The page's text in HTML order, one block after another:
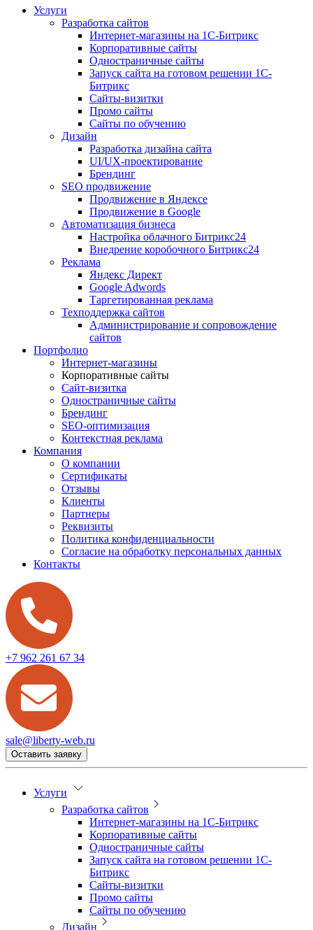
Услуги
Разработка сайтов
Интернет-магазины на 1С-Битрикс
Корпоративные сайты
Одностраничные сайты
Запуск сайта на готовом решении 1С-
Битрикс
Сайты-визитки
Промо сайты
Сайты по обучению
Дизайн
Разработка дизайна сайта
UI/UX-проектирование
Брендинг
SEO продвижение
Продвижение в Яндексе
Продвижение в Google
Автоматизация бизнеса
Настройка облачного Битрикс24
Внедрение коробочного Битрикс24
Реклама
Яндекс Директ
Google Adwords
Таргетированная реклама
Техподдержка сайтов
Администрирование и сопровождение
сайтов
Портфолио
Интернет-магазины
Корпоративные сайты
Сайт-визитка
Одностраничные сайты
Брендинг
SEO-оптимизация
Контекстная реклама
Компания
О компании
Сертификаты
Отзывы
Клиенты
Партнеры
Реквизиты
Политика конфиденциальности
Согласие на обработку персональных данных
Контакты
+7 962 261 67 34
sale@liberty-web.ru
Оставить заявку
Услуги
Разработка сайтов
Интернет-магазины на 1С-Битрикс
Корпоративные сайты
Одностраничные сайты
Запуск сайта на готовом решении 1С-
Битрикс
Сайты-визитки
Промо сайты
Сайты по обучению
Дизайн